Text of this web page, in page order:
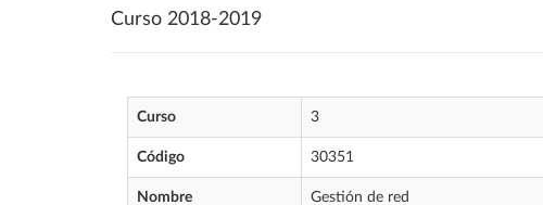
Curso 2018-2019
Curso 3
Código 30351
Nombre Gestión de red